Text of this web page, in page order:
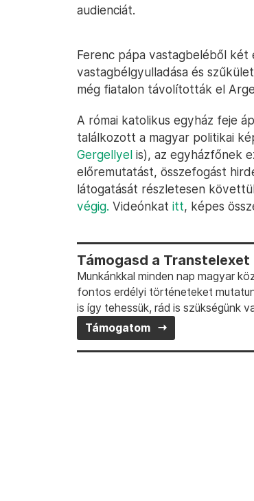
audienciát.
Ferenc pápa vastagbeléből
vastagbélgyulladása és
még fiatalon távolították el
A római katolikus egyház feje
találkozott a magyar politikai
Gergellyel is), az egyházfőnek
előremutatást, összefogást
látogatását részletesen
végig. Videónkat itt, képes
Támogasd a
Munkánkkal minden nap magyar
fontos erdélyi történeteket
is így tehessük, rád is szükségünk
Támogatom